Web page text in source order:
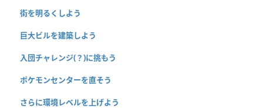
街を明るくしよう
巨大ビルを建築しよう
入団チャレンジ(？)に挑もう
ポケモンセンターを直そう
さらに環境レベルを上げよう